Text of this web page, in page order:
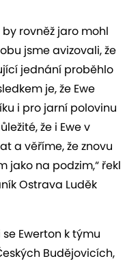
rovněž jaro mohl
jsme avizovali, že
jednání proběhlo
je, že Ewe
i pro jarní polovinu
že i Ewe v
a věříme, že znovu
jako na podzim,“ řekl
Ostrava Luděk
Ewerton k týmu
Budějovicích,